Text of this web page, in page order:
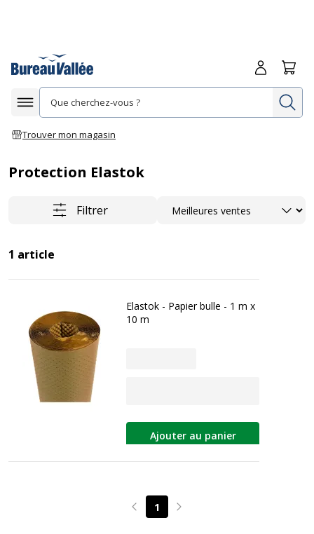
Afficher la navigation
Trouver mon magasin
Me
Protection Elastok
Filtrer Trier
1 article
Elastok - Papier bulle - 1 m x
10 m
Ajouter au panier
Page précédente
1 Page suivante